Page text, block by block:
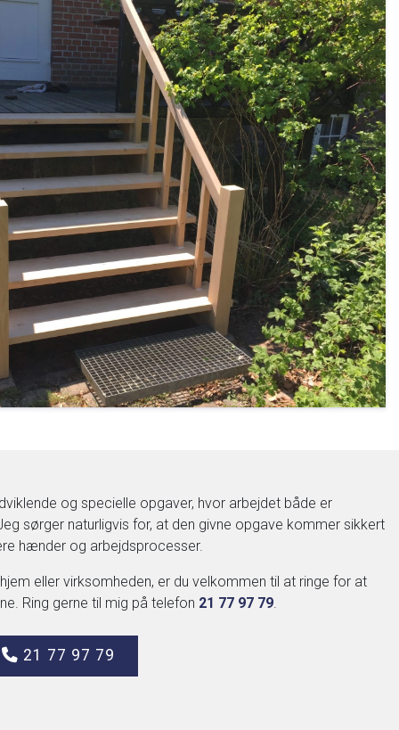
og specielle opgaver, hvor arbejdet både er
sørger naturligvis for, at den givne opgave kommer sikkert
hænder og arbejdsprocesser.
eller virksomheden, er du velkommen til at ringe for at
Ring gerne til mig på telefon 21 77 97 79.
21 77 97 79